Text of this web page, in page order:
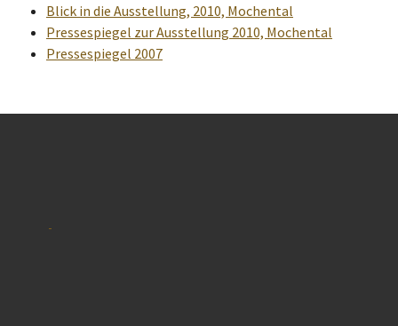
Blick in die Ausstellung, 2010, Mochental
Pressespiegel zur Ausstellung 2010, Mochental
Pressespiegel 2007